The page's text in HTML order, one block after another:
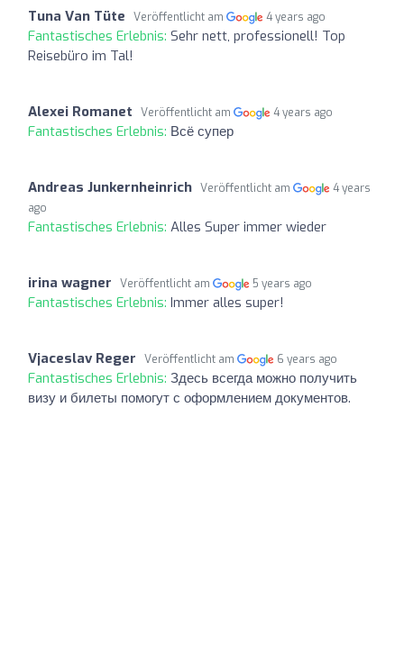
Tuna Van Tüte Veröffentlicht am 4 years ago
Fantastisches Erlebnis: Sehr nett, professionell! Top
Reisebüro im Tal!
Alexei Romanet Veröffentlicht am 4 years ago
Fantastisches Erlebnis: Всё супер
Andreas Junkernheinrich Veröffentlicht am
4 years
ago
Fantastisches Erlebnis: Alles Super immer wieder
irina wagner Veröffentlicht am 5 years ago
Fantastisches Erlebnis: Immer alles super!
Vjaceslav Reger Veröffentlicht am 6 years ago
Fantastisches Erlebnis: Здесь всегда можно получить
визу и билеты помогут с оформлением документов.